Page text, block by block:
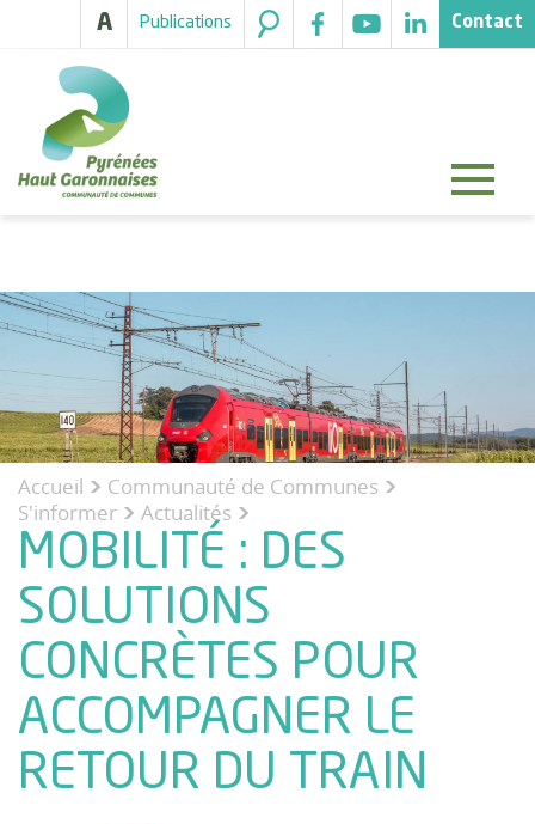
A Publications Contact
Accueil > Communauté de Communes >
S'informer > Actualités
MOBILITÉ : DES
SOLUTIONS
CONCRÈTES POUR
ACCOMPAGNER LE
RETOUR DU TRAIN